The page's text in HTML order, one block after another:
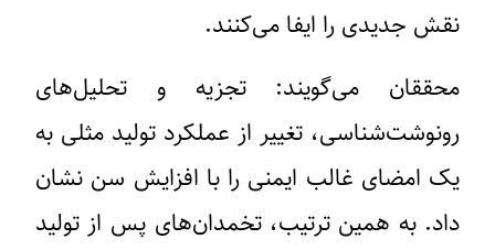
نقش جدیدی را ایفا می‌کنند.
محققان می‌گویند: تجزیه و تحلیل‌های
رونوشت‌شناسی، تغییر از عملکرد تولید مثلی به
یک امضای غالب ایمنی را با افزایش سن نشان
داد. به همین ترتیب، تخمدان‌های پس از تولید